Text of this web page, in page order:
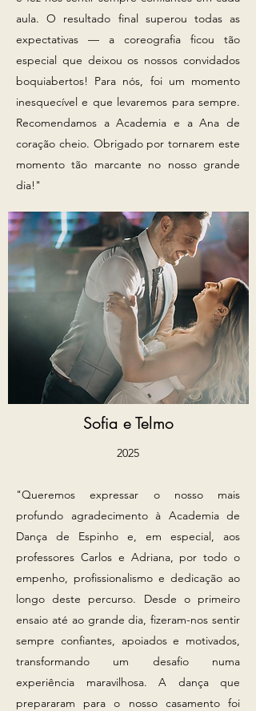
aula. O resultado final superou todas as
expectativas — a coreografia ficou tão
especial que deixou os nossos convidados
boquiabertos! Para nós, foi um momento
inesquecível e que levaremos para sempre.
Recomendamos a Academia e a Ana de
coração cheio. Obrigado por tornarem este
momento tão marcante no nosso grande
dia!"
Sofia e Telmo
2025​
"Queremos expressar o nosso mais
profundo agradecimento à Academia de
Dança de Espinho e, em especial, aos
professores Carlos e Adriana, por todo o
empenho, profissionalismo e dedicação ao
longo deste percurso. Desde o primeiro
ensaio até ao grande dia, fizeram-nos sentir
sempre confiantes, apoiados e motivados,
transformando um desafio numa
experiência maravilhosa. A dança que
prepararam para o nosso casamento foi